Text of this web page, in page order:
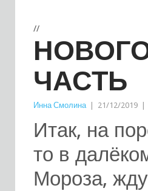
//
ЧАСТЬ
Инна Смолина 21/12/2019
Итак, на
то в
Мороза,